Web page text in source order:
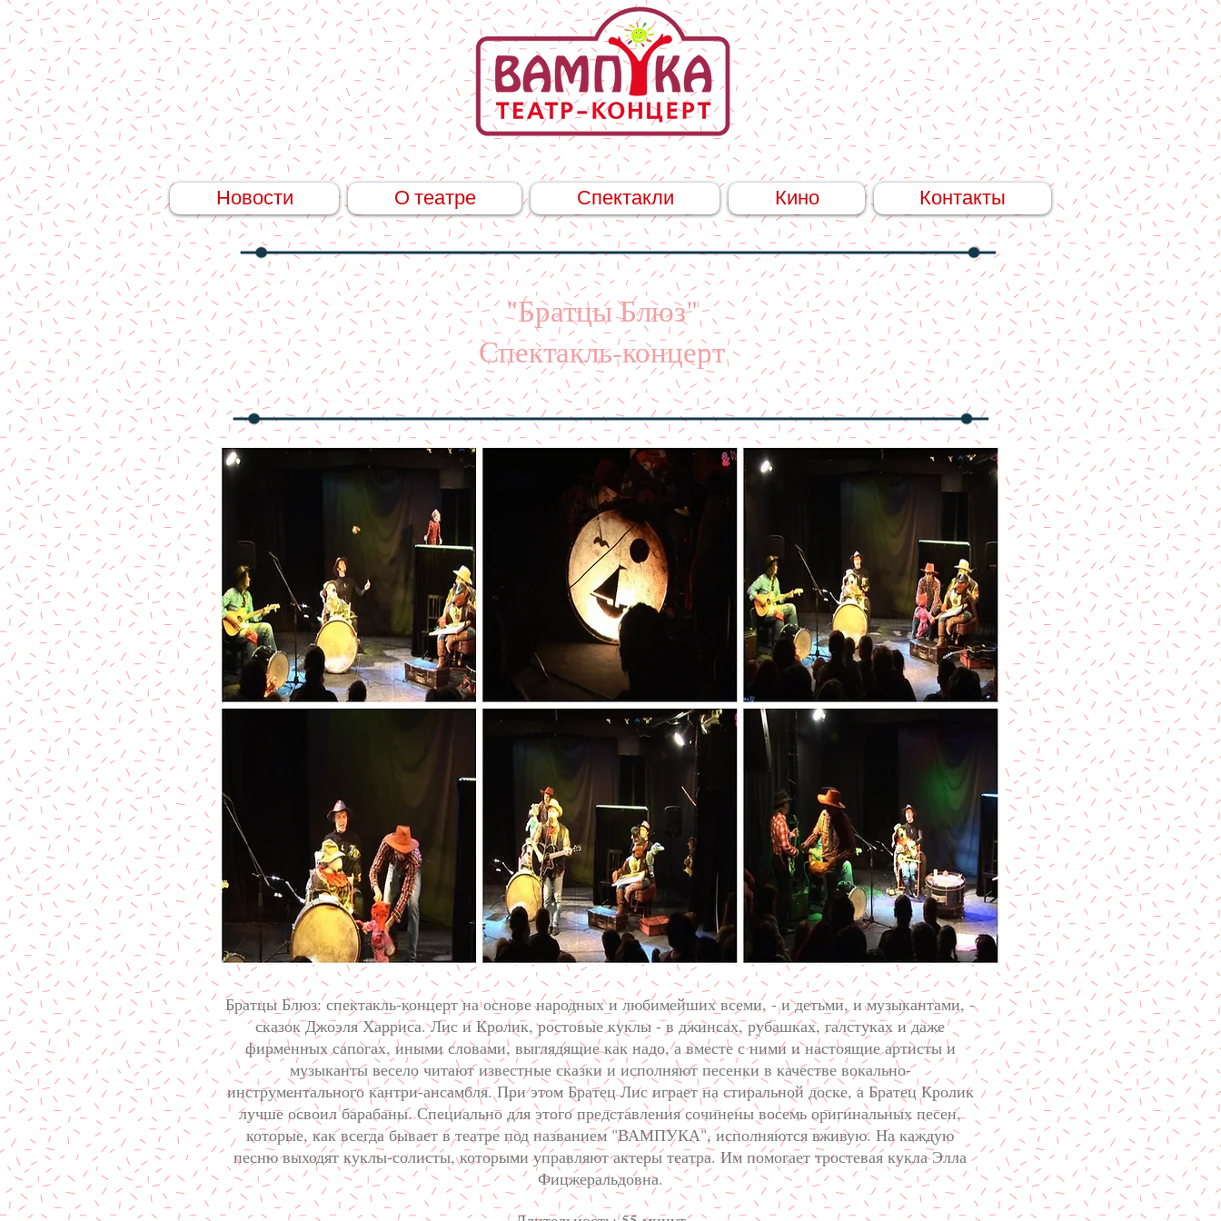
Новости О театре Спектакли Кино Контакты
"Братцы Блюз"
Спектакль-концерт
Братцы Блюз: спектакль-концерт на основе народных и любимейших всеми, - и детьми, и музыкантами, -
сказок Джоэля Харриса. Лис и Кролик, ростовые куклы - в джинсах, рубашках, галстуках и даже
фирменных сапогах, иными словами, выглядящие как надо, а вместе с ними и настоящие артисты и
музыканты весело читают известные сказки и исполняют песенки в качестве вокально-
инструментального кантри-ансамбля. При этом Братец Лис играет на стиральной доске, а Братец Кролик
лучше освоил барабаны. Специально для этого представления сочинены восемь оригинальных песен,
которые, как всегда бывает в театре под названием "ВАМПУКА", исполняются вживую. На каждую
песню выходят куклы-солисты, которыми управляют актеры театра. Им помогает тростевая кукла Элла
Фицжеральдовна.